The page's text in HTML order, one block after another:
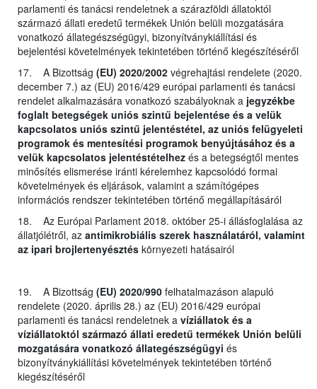
parlamenti és tanácsi rendeletnek a szárazföldi állatoktól
származó állati eredetű termékek Unión belüli mozgatására
vonatkozó állategészségügyi, bizonyítványkiállítási és
bejelentési követelmények tekintetében történő kiegészítéséről
17. A Bizottság (EU) 2020/2002 végrehajtási rendelete (2020.
december 7.) az (EU) 2016/429 európai parlamenti és tanácsi
rendelet alkalmazására vonatkozó szabályoknak a jegyzékbe
foglalt betegségek uniós szintű bejelentése és a velük
kapcsolatos uniós szintű jelentéstétel, az uniós felügyeleti
programok és mentesítési programok benyújtásához és a
velük kapcsolatos jelentéstételhez és a betegségtől mentes
minősítés elismerése iránti kérelemhez kapcsolódó formai
követelmények és eljárások, valamint a számítógépes
információs rendszer tekintetében történő megállapításáról
18. Az Európai Parlament 2018. október 25-i állásfoglalása az
állatjólétről, az antimikrobiális szerek használatáról, valamint
az ipari brojlertenyésztés környezeti hatásairól
19. A Bizottság (EU) 2020/990 felhatalmazáson alapuló
rendelete (2020. április 28.) az (EU) 2016/429 európai
parlamenti és tanácsi rendeletnek a víziállatok és a
víziállatoktól származó állati eredetű termékek Unión belüli
mozgatására vonatkozó állategészségügyi és
bizonyítványkiállítási követelmények tekintetében történő
kiegészítéséről